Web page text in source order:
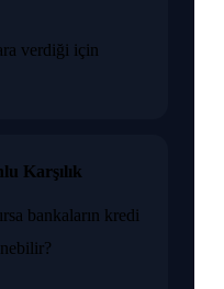
verdiği için
Karşılık
bankaların kredi